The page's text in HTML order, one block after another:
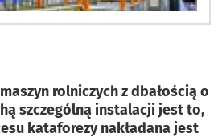
rolniczych z dbałością o
szczególną instalacji jest to,
kataforezy nakładana jest